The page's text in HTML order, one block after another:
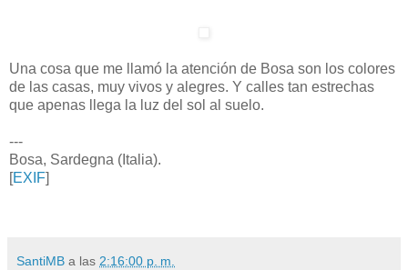
Una cosa que me llamó la atención de Bosa son los colores
de las casas, muy vivos y alegres. Y calles tan estrechas
que apenas llega la luz del sol al suelo.
---
Bosa, Sardegna (Italia).
[EXIF]
SantiMB a las 2:16:00 p. m.